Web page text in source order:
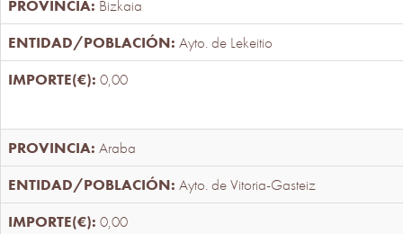
Bizkaia
Ayto. de Lekeitio
0,00
Araba
Ayto. de Vitoria-Gasteiz
0,00